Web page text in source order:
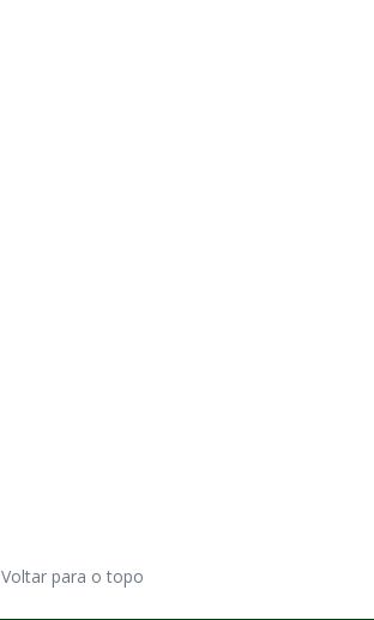
Voltar para o topo